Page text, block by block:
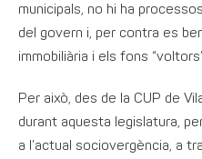
municipals, no hi ha
del govern i, per contra es
immobiliària i els fons
Per això, des de la CUP de
durant aquesta legislatura,
a l’actual sociovergència, a